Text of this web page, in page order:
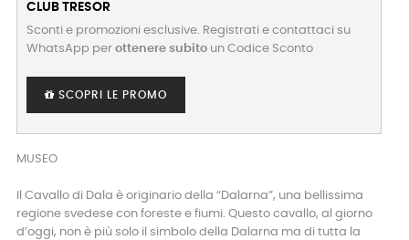
CLUB TRESOR
Sconti e promozioni esclusive. Registrati e contattaci su
WhatsApp per ottenere subito un Codice Sconto
SCOPRI LE PROMO
MUSEO
Il Cavallo di Dala è originario della “Dalarna”, una bellissima
regione svedese con foreste e fiumi. Questo cavallo, al giorno
d’oggi, non è più solo il simbolo della Dalarna ma di tutta la